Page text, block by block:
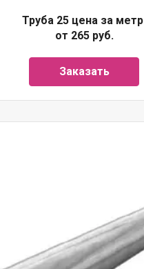
Труба 25 цена за метр
от 265 руб.
Заказать